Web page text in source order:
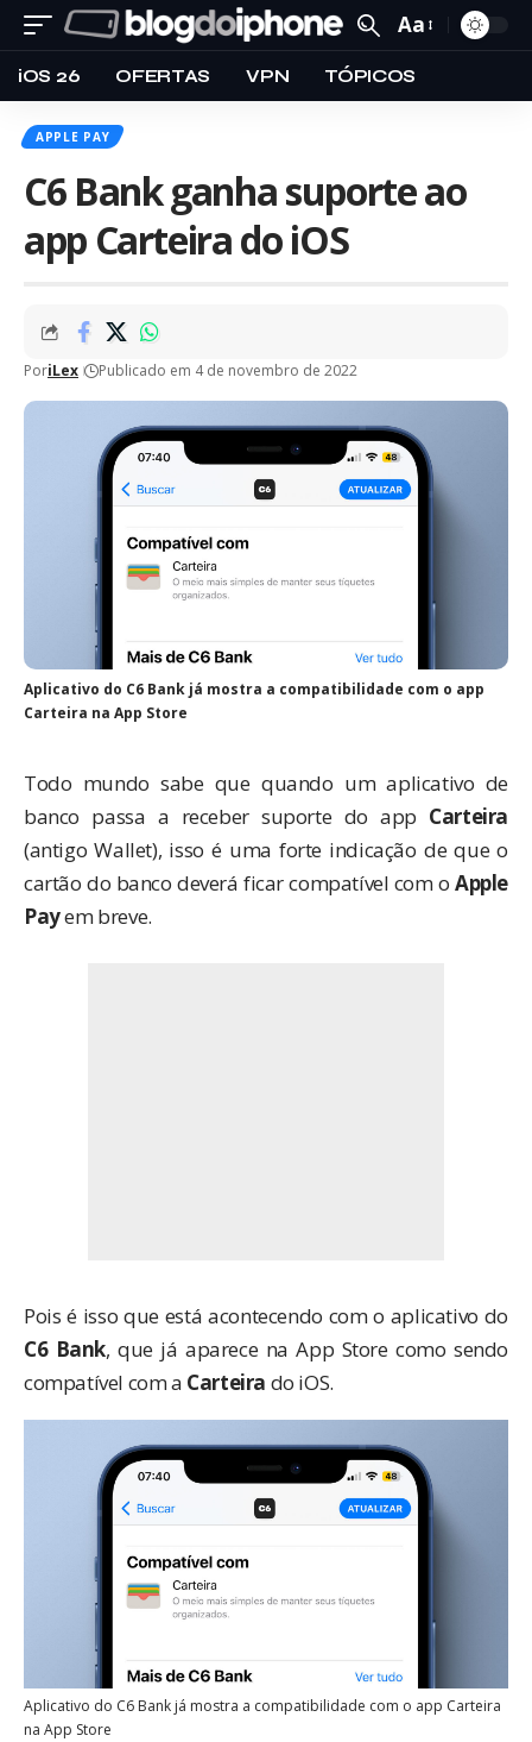
Aa
iOS 26 OFERTAS VPN TÓPICOS
APPLE PAY
C6 Bank ganha suporte ao
app Carteira do iOS
PoriLex Publicado em 4 de novembro de 2022
Aplicativo do C6 Bank já mostra a compatibilidade com o app
Carteira na App Store
Todo mundo sabe que quando um aplicativo de
banco passa a receber suporte do app Carteira
(antigo Wallet), isso é uma forte indicação de que o
cartão do banco deverá ficar compatível com o Apple
Payem breve.
Pois é isso que está acontecendo com o aplicativo do
C6 Bank, que já aparece na App Store como sendo
compatível com a Carteira do iOS.
Aplicativo do C6 Bank já mostra a compatibilidade com o app Carteira
na App Store